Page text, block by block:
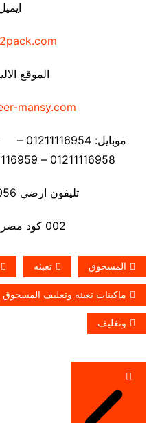
الموقع
mansy.com
تليفون ارضي 0225880056
002 كود مصر قبل الرقم
المسحوق تعبئه
ماكينات تعبئه وتغليف
وتغليف
تصفّح
المقالات